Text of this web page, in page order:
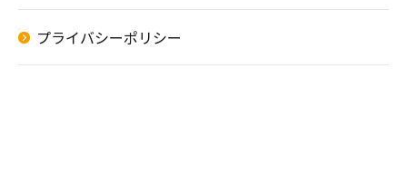
プライバシーポリシー